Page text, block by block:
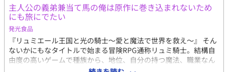
主人公の義弟兼当て馬の俺は原作に巻き込まれないため
にも旅にでたい
発光食品
『リュミエール王国と光の騎士〜愛と魔法で世界を救え〜』 そん
ないかにもなタイトルで始まる冒険RPG通称リュミ騎士。結構自
由度の高いゲームで種族から、地位、自分の持つ魔法、職業なん
かを決め、好きにプレーできるということで人気を誇っていた。